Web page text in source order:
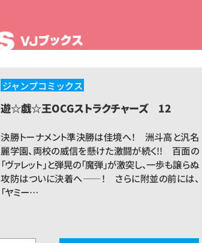
ジャンプコミックス
遊☆戯☆王OCGストラクチャーズ 12
決勝トーナメント準決勝は佳境へ！ 洲斗高と汎名
麗学園、両校の威信を懸けた激闘が続く!! 百面の
「ヴァレット」と弾晃の「魔弾」が激突し、一歩も譲らぬ
攻防はついに決着へ――！ さらに附並の前には、
「ヤミー…